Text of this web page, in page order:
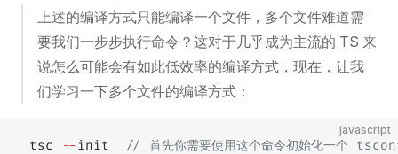
上述的编译方式只能编译一个文件，多个文件难道需
要我们一步步执行命令？这对于几乎成为主流的 TS 来
说怎么可能会有如此低效率的编译方式，现在，让我
们学习一下多个文件的编译方式：
javascript
tsc -- init // 首先你需要使用这个命令初始化一个